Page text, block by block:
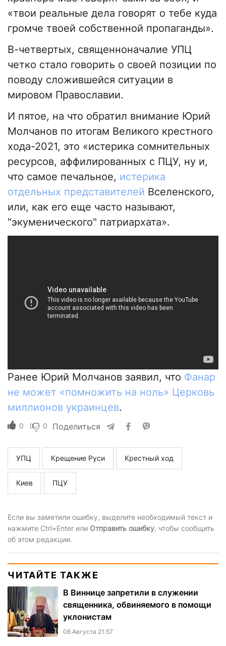
«твои реальные дела говорят о тебе куда
громче твоей собственной пропаганды».
В-четвертых, священноначалие УПЦ
четко стало говорить о своей позиции по
поводу сложившейся ситуации в
мировом Православии.
И пятое, на что обратил внимание Юрий
Молчанов по итогам Великого крестного
хода-2021, это «истерика сомнительных
ресурсов, аффилированных с ПЦУ, ну и,
что самое печальное, истерика
отдельных представителей Вселенского,
или, как его еще часто называют,
"экуменического" патриархата».
Ранее Юрий Молчанов заявил, что Фанар
не может «помножить на ноль» Церковь
миллионов украинцев.
0 0 Поделиться
УПЦ Крещение Руси Крестный ход
Киев ПЦУ
Если вы заметили ошибку, выделите необходимый текст и
нажмите Ctrl+Enter или Отправить ошибку, чтобы сообщить
об этом редакции.
ЧИТАЙТЕ ТАКЖЕ
В Виннице запретили в служении
священника, обвиняемого в помощи
уклонистам
06 Августа 21:57